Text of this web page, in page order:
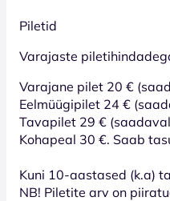
Piletid
Varajaste
Varajane pilet 20 €
Eelmüügipilet 24 €
Tavapilet 29 €
Kohapeal 30 €. Saab
Kuni 10-aastased (k.a)
NB! Piletite arv on